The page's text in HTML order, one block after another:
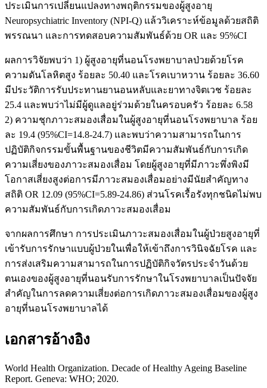
ประเมินการเปลี่ยนแปลงทางพฤติกรรมของผู้สูงอายุ
Neuropsychiatric Inventory (NPI-Q) แล้ววิเคราะห์ข้อมูลด้วยสถิติ
พรรณนา และการทดสอบความสัมพันธ์ด้วย OR และ 95%CI
ผลการวิจัยพบว่า 1) ผู้สูงอายุที่นอนโรงพยาบาลป่วยด้วยโรค
ความดันโลหิตสูง ร้อยละ 50.40 และโรคเบาหวาน ร้อยละ 36.60
มีประวัติการรับประทานยานอนหลับและยาทางจิตเวช ร้อยละ
25.4 และพบว่าไม่มีผู้ดูแลอยู่ร่วมด้วยในครอบครัว ร้อยละ 6.58
2) ความชุกภาวะสมองเสื่อมในผู้สูงอายุที่นอนโรงพยาบาล ร้อย
ละ 19.4 (95%CI=14.8-24.7) และพบว่าความสามารถในการ
ปฏิบัติกิจกรรมขั้นพื้นฐานของชีวิตมีความสัมพันธ์กับการเกิด
ความเสี่ยงของภาวะสมองเสื่อม โดยผู้สูงอายุที่มีภาวะพึ่งพิงมี
โอกาสเสี่ยงสูงต่อการมีภาวะสมองเสื่อมอย่างมีนัยสำคัญทาง
สถิติ OR 12.09 (95%CI=5.89-24.86) ส่วนโรคเรื้อรังทุกชนิดไม่พบ
ความสัมพันธ์กับการเกิดภาวะสมองเสื่อม
จากผลการศึกษา การประเมินภาวะสมองเสื่อมในผู้ป่วยสูงอายุที่
เข้ารับการรักษาแบบผู้ป่วยในเพื่อให้เข้าถึงการวินิจฉัยโรค และ
การส่งเสริมความสามารถในการปฏิบัติกิจวัตรประจำวันด้วย
ตนเองของผู้สูงอายุที่นอนรับการรักษาในโรงพยาบาลเป็นปัจจัย
สำคัญในการลดความเสี่ยงต่อการเกิดภาวะสมองเสื่อมของผู้สูง
อายุที่นอนโรงพยาบาลได้
เอกสารอ้างอิง
World Health Organization. Decade of Healthy Ageing Baseline
Report. Geneva: WHO; 2020.